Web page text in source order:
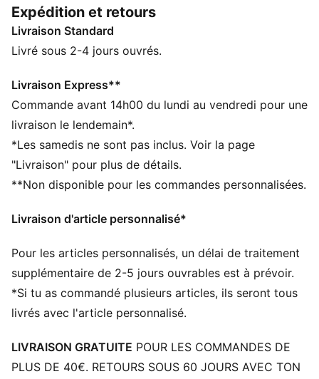
CARACTÉRISTIQUES + AVANTAGES
Semelle extérieure PUMAGRIP : composé de
caoutchouc de performance durable conçu pour une
Mousse NITRO™ : mousse injectée d’azote, conçue
pour offrir un maximum de réactivité et d’amorti, en
toute légèreté
soutien au milieu du pied, pour des changements de
direction explosifs
La tige des chaussures est composée d’au moins 20 %
DÉTAILS
Bout : Arrondi
Fermeture : Fermeture à lacets
Matière principale de la tige : textile
Talon : Talon plat
Surface : En salle
Expédition et retours
Livraison Standard
Livré sous 2-4 jours ouvrés.
Livraison Express**
Commande avant 14h00 du lundi au vendredi pour une
livraison le lendemain*.
*Les samedis ne sont pas inclus. Voir la page
"Livraison" pour plus de détails.
**Non disponible pour les commandes personnalisées.
Livraison d'article personnalisé*
Pour les articles personnalisés, un délai de traitement
supplémentaire de 2-5 jours ouvrables est à prévoir.
*Si tu as commandé plusieurs articles, ils seront tous
livrés avec l'article personnalisé.
LIVRAISON GRATUITE POUR LES COMMANDES DE
PLUS DE 40€. RETOURS SOUS 60 JOURS AVEC TON